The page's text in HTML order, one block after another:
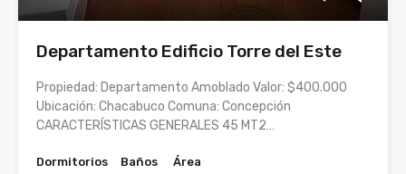
Departamento Edificio Torre del Este
Propiedad: Departamento Amoblado Valor: $400.000
Ubicación: Chacabuco Comuna: Concepción
CARACTERÍSTICAS GENERALES 45 MT2…
Dormitorios
Baños
Área